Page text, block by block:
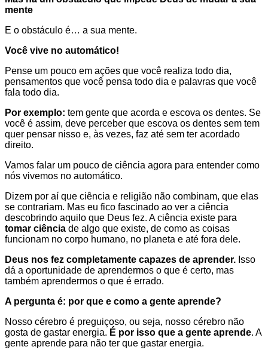
mente
E o obstáculo é… a sua mente.
Você vive no automático!
Pense um pouco em ações que você realiza todo dia,
pensamentos que você pensa todo dia e palavras que você
fala todo dia.
Por exemplo: tem gente que acorda e escova os dentes. Se
você é assim, deve perceber que escova os dentes sem tem
quer pensar nisso e, às vezes, faz até sem ter acordado
direito.
Vamos falar um pouco de ciência agora para entender como
nós vivemos no automático.
Dizem por aí que ciência e religião não combinam, que elas
se contrariam. Mas eu fico fascinado ao ver a ciência
descobrindo aquilo que Deus fez. A ciência existe para
tomar ciência de algo que existe, de como as coisas
funcionam no corpo humano, no planeta e até fora dele.
Deus nos fez completamente capazes de aprender. Isso
dá a oportunidade de aprendermos o que é certo, mas
também aprendermos o que é errado.
A pergunta é: por que e como a gente aprende?
Nosso cérebro é preguiçoso, ou seja, nosso cérebro não
gosta de gastar energia. É por isso que a gente aprende. A
gente aprende para não ter que gastar energia.